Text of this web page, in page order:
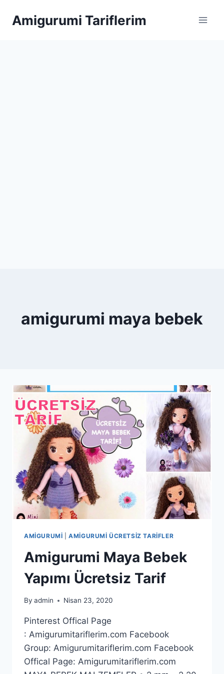
Amigurumi Tariflerim
amigurumi maya bebek
AMIGURUMI |AMIGURUMI ÜCRETSIZ TARIFLER
Amigurumi Maya Bebek
Yapımı Ücretsiz Tarif
By admin Nisan 23, 2020
Pinterest Offical Page
: Amigurumitariflerim.com Facebook
Group: Amigurumitariflerim.com Facebook
Offical Page: Amigurumitariflerim.com